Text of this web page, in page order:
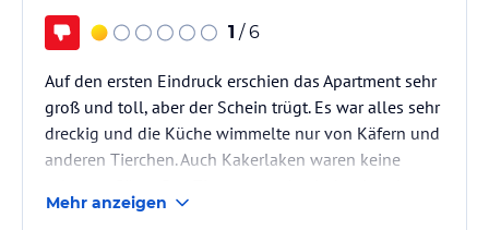
1 / 6
Auf den ersten Eindruck erschien das Apartment sehr
groß und toll, aber der Schein trügt. Es war alles sehr
dreckig und die Küche wimmelte nur von Käfern und
anderen Tierchen. Auch Kakerlaken waren keine
sehr lange nicht mehr gereinigt, die die Türgriffe
Mehr anzeigen